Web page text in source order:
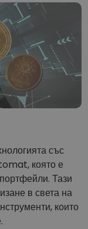
със
която е
Тази
в света на
които